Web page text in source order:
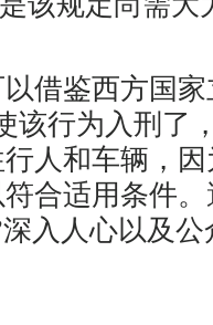
鉴西方国家
该行为入刑了
人和车辆，
合适用条件
入人心以及